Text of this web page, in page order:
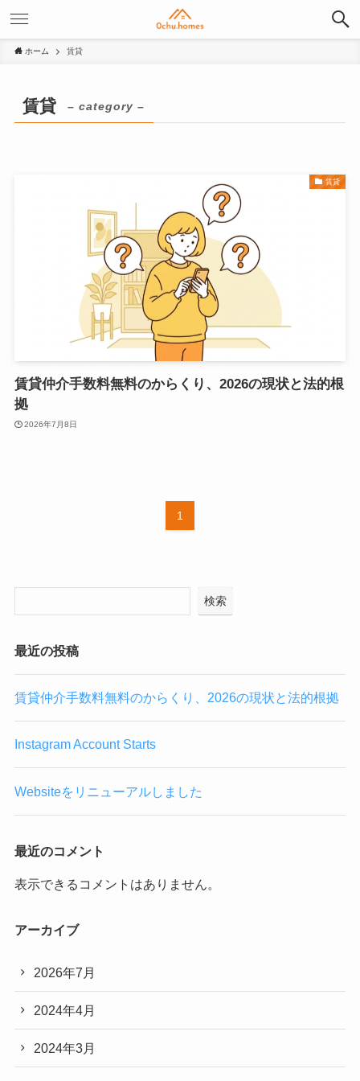
ホーム 賃貸
賃貸 – category –
賃貸
賃貸仲介手数料無料のからくり、2026の現状と法的根
拠
2026年7月8日
1
検索
最近の投稿
賃貸仲介手数料無料のからくり、2026の現状と法的根拠
Instagram Account Starts
Websiteをリニューアルしました
最近のコメント
表示できるコメントはありません。
アーカイブ
2026年7月
2024年4月
2024年3月